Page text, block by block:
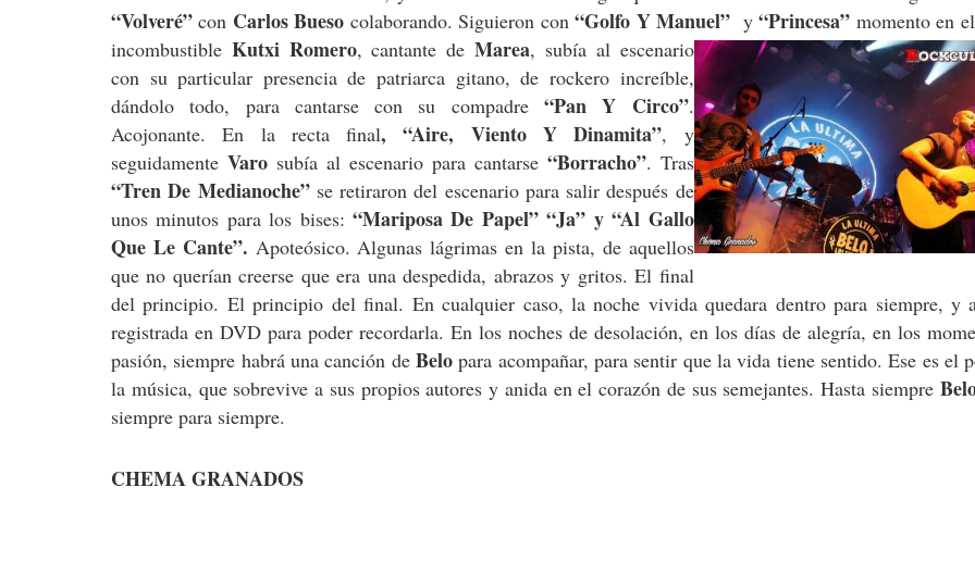
“Volveré” con Carlos Bueso colaborando. Siguieron con“Golfo Y Manuel” y“Princesa” momento en
incombustible Kutxi Romero, cantante deMarea, subía al escenario
con su particular presencia de patriarca gitano, de rockero increíble,
dándolo todo, para cantarse con su compadre “Pan Y Circo”.
Acojonante. En la recta final, “Aire, Viento Y Dinamita”, y
seguidamente Varosubía al escenario para cantarse “Borracho”. Tras
“Tren De Medianoche”se retiraron del escenario para salir después de
unos minutos para los bises:“Mariposa De Papel” “Ja” y “Al Gallo
Que Le Cante”. Apoteósico. Algunas lágrimas en la pista, de aquellos
que no querían creerse que era una despedida, abrazos y gritos. El final
del principio. El principio del final. En cualquier caso, la noche vivida quedara dentro para siempre, y
registrada en DVD para poder recordarla. En los noches de desolación, en los días de alegría, en los
pasión, siempre habrá una canción de Belopara acompañar, para sentir que la vida tiene sentido. Ese es el
la música, que sobrevive a sus propios autores y anida en el corazón de sus semejantes. Hasta siempre
siempre para siempre.
CHEMA GRANADOS